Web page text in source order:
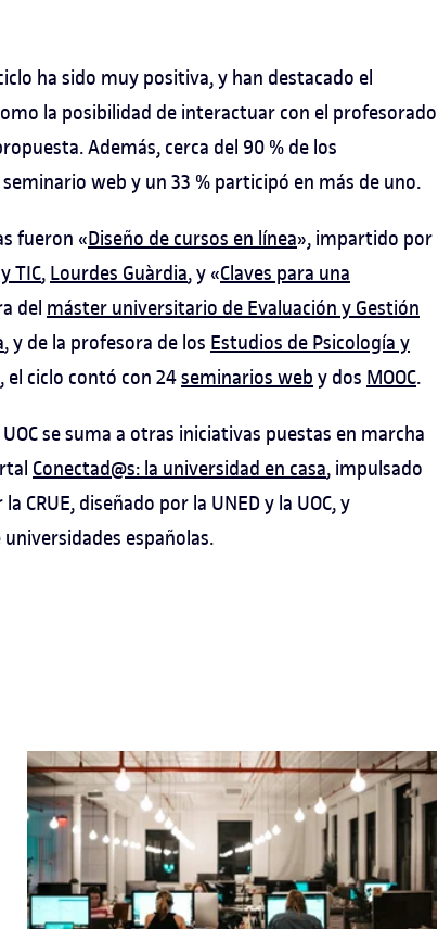
ha sido muy positiva, y han destacado el
la posibilidad de interactuar con el profesorado
Además, cerca del 90 % de los
web y un 33 % participó en más de uno.
fueron «Diseño de cursos en línea», impartido por
TIC, Lourdes Guàrdia, y «Claves para una
del máster universitario de Evaluación y Gestión
, y de la profesora de los Estudios de Psicología y
el ciclo contó con 24seminarios web y dos MOOC.
UOC se suma a otras iniciativas puestas en marcha
Conectad@s: la universidad en casa, impulsado
diseñado por la UNED y la UOC, y
españolas.